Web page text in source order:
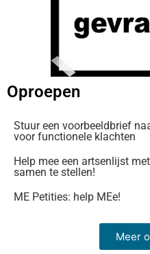
Oproepen
Stuur een voorbeeldbrief
voor functionele klachten
Help mee een artsenlijst
samen te stellen!
ME Petities: help MEe!
Meer